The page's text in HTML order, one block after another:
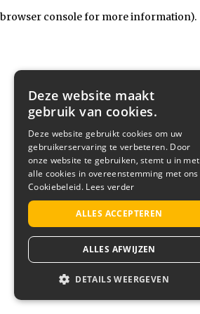
browser console for more information).
Deze website maakt
gebruik van cookies.
Deze website gebruikt cookies om uw
gebruikerservaring te verbeteren. Door
onze website te gebruiken, stemt u in met
alle cookies in overeenstemming met ons
Cookiebeleid. Lees verder
ALLES ACCEPTEREN
ALLES AFWIJZEN
DETAILS WEERGEVEN
STRIKT NOODZAKELIJK